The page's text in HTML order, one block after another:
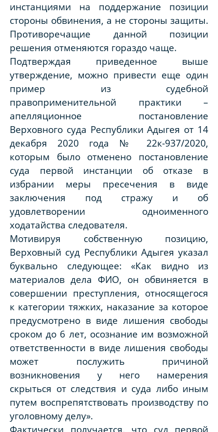
инстанциями на поддержание позиции
стороны обвинения, а не стороны защиты.
Противоречащие данной позиции
решения отменяются гораздо чаще.
Подтверждая приведенное выше
утверждение, можно привести еще один
пример из судебной
правоприменительной практики –
апелляционное постановление
Верховного суда Республики Адыгея от 14
декабря 2020 года № 22к-937/2020,
которым было отменено постановление
суда первой инстанции об отказе в
избрании меры пресечения в виде
заключения под стражу и об
удовлетворении одноименного
ходатайства следователя.
Мотивируя собственную позицию,
Верховный суд Республики Адыгея указал
буквально следующее: «Как видно из
материалов дела ФИО, он обвиняется в
совершении преступления, относящегося
к категории тяжких, наказание за которое
предусмотрено в виде лишения свободы
сроком до 6 лет, осознание им возможной
ответственности в виде лишения свободы
может послужить причиной
возникновения у него намерения
скрыться от следствия и суда либо иным
путем воспрепятствовать производству по
уголовному делу».
Фактически получается, что суд первой